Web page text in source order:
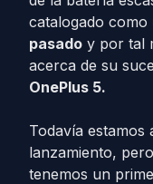
catalogado como
pasado y por tal
acerca de su
OnePlus 5.
Todavía estamos
lanzamiento,
tenemos un